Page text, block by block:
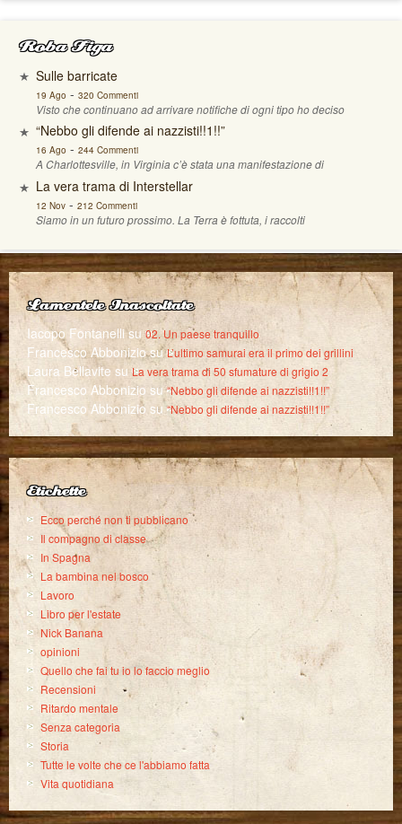
Roba Figa
Sulle barricate
19 Ago - 320 Commenti
Visto che continuano ad arrivare notifiche di ogni tipo ho deciso
“Nebbo gli difende ai nazzisti!!1!!”
16 Ago - 244 Commenti
A Charlottesville, in Virginia c’è stata una manifestazione di
La vera trama di Interstellar
12 Nov- 212 Commenti
Siamo in un futuro prossimo. La Terra è fottuta, i raccolti
Lamentele Inascoltate
Iacopo Fontanellisu02. Un paese tranquillo
Francesco AbboniziosuL’ultimo samurai era il primo dei grillini
Laura Bellavite su La vera trama di 50 sfumature di grigio 2
Francesco Abbonizio su“Nebbo gli difende ai nazzisti!!1!!”
Francesco Abbonizio su“Nebbo gli difende ai nazzisti!!1!!”
Etichette
Ecco perché non ti pubblicano
Il compagno di classe
In Spagna
La bambina nel bosco
Lavoro
Libro per l'estate
Nick Banana
opinioni
Quello che fai tu io lo faccio meglio
Recensioni
Ritardo mentale
Senza categoria
Storia
Tutte le volte che ce l'abbiamo fatta
Vita quotidiana